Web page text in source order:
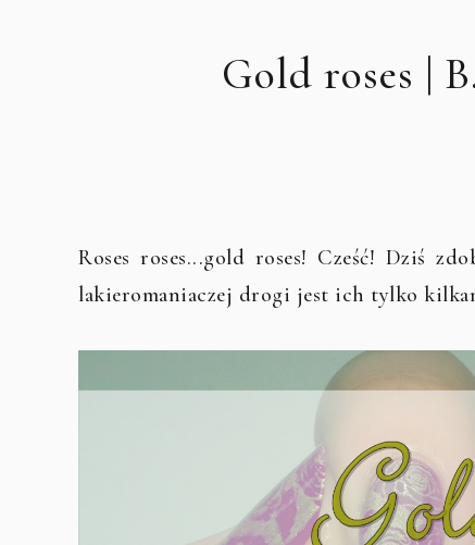
Gold roses |
Roses roses...gold roses! Cześć! Dziś
lakieromaniaczej drogi jest ich tylko